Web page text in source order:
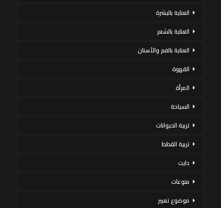
العناية بالبشرة
العناية بالشعر
العناية بالفم والأسنان
القهوة
المرأة
السياحة
تربية الحيوانات
تربية القطط
دايت
منوعات
موضوع تعبير